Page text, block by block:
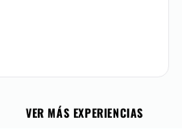
VER MÁS EXPERIENCIAS